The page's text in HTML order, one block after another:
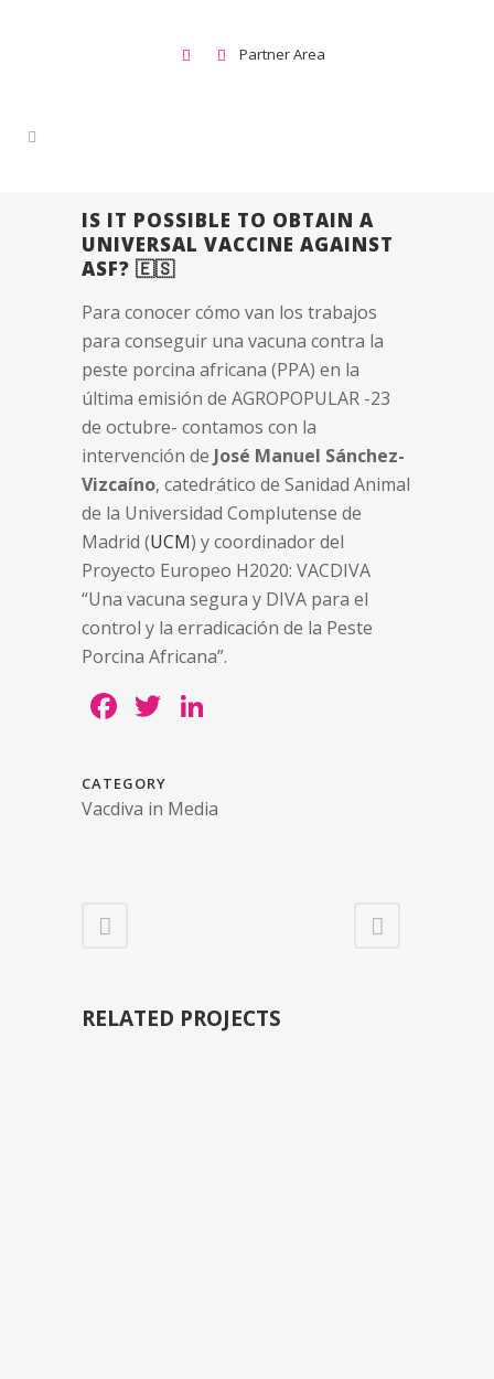
Partner Area
IS IT POSSIBLE TO OBTAIN A
UNIVERSAL VACCINE AGAINST
ASF? 🇪🇸
Para conocer cómo van los trabajos
para conseguir una vacuna contra la
peste porcina africana (PPA) en la
última emisión de AGROPOPULAR -23
de octubre- contamos con la
intervención de José Manuel Sánchez-
Vizcaíno, catedrático de Sanidad Animal
de la Universidad Complutense de
Madrid (UCM) y coordinador del
Proyecto Europeo H2020: VACDIVA
“Una vacuna segura y DIVA para el
control y la erradicación de la Peste
Porcina Africana”.
Facebook
Twitter
CATEGORY
Vacdiva in Media
RELATED PROJECTS